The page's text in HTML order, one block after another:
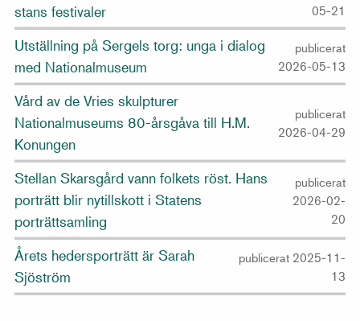
stans festivaler
05-21
Utställning på Sergels torg: unga i dialog
med Nationalmuseum
publicerat
2026-05-13
Vård av de Vries skulpturer
Nationalmuseums 80-årsgåva till H.M.
Konungen
publicerat
2026-04-29
Stellan Skarsgård vann folkets röst. Hans
porträtt blir nytillskott i Statens
porträttsamling
publicerat
2026-02-
20
Årets hedersporträtt är Sarah
Sjöström
publicerat 2025-11-
13